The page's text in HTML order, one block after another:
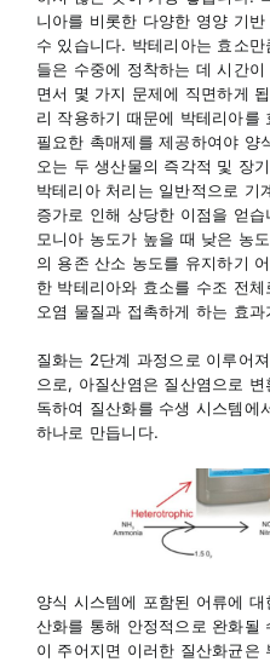
니아를 비롯한 다양한 영양 기
수 있습니다. 박테리아는 효소
들은 수중에 정착하는 데 시간
면서 몇 가지 문제에 직면하게
리 작용하기 때문에 박테리아를
필요한 촉매제를 제공하여야 양
오는 두 생산물의 즉각적 및 장
박테리아 처리는 일반적으로 기
증가로 인해 상당한 이점을 얻
모니아 농도가 높을 때 낮은 농
의 용존 산소 농도를 유지하기
한 박테리아와 효소를 수조 전
오염 물질과 접촉하게 하는 효
질화는 2단계 과정으로 이루어
으로, 아질산염은 질산염으로
독하여 질산화를 수생 시스템에
하나로 만듭니다.
양식 시스템에 포함된 어류에
산화를 통해 안정적으로 완화될
이 주어지면 이러한 질산화균은